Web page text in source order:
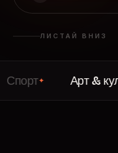
ЛИСТАЙ ВНИЗ
Арт & культура✦